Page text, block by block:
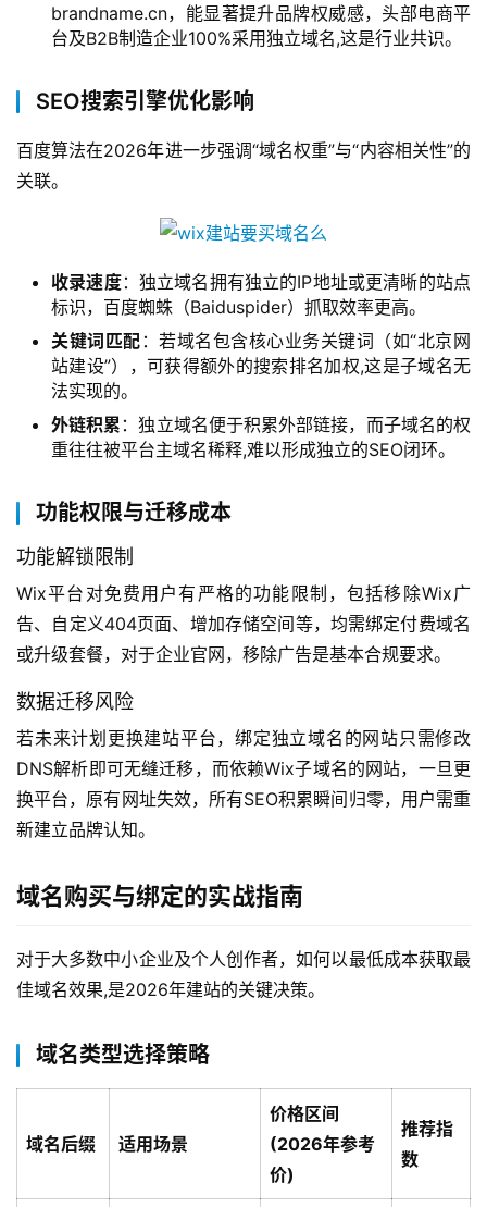
brandname.cn，能显著提升品牌权威感，头部电商平
台及B2B制造企业100%采用独立域名,这是行业共识。
SEO搜索引擎优化影响
百度算法在2026年进一步强调“域名权重”与“内容相关性”的
关联。
收录速度：独立域名拥有独立的IP地址或更清晰的站点
标识，百度蜘蛛（Baiduspider）抓取效率更高。
关键词匹配 ：若域名包含核心业务关键词（如“北京网
站建设”），可获得额外的搜索排名加权,这是子域名无
法实现的。
外链积累 ：独立域名便于积累外部链接，而子域名的权
重往往被平台主域名稀释,难以形成独立的SEO闭环。
功能权限与迁移成本
功能解锁限制
Wix平台对免费用户有严格的功能限制，包括移除Wix广
告、自定义404页面、增加存储空间等，均需绑定付费域名
或升级套餐，对于企业官网，移除广告是基本合规要求。
数据迁移风险
若未来计划更换建站平台，绑定独立域名的网站只需修改
DNS解析即可无缝迁移，而依赖Wix子域名的网站，一旦更
换平台，原有网址失效，所有SEO积累瞬间归零，用户需重
新建立品牌认知。
域名购买与绑定的实战指南
对于大多数中小企业及个人创作者，如何以最低成本获取最
佳域名效果,是2026年建站的关键决策。
域名类型选择策略
域名后缀 适用场景
价格区间
(2026年参考
价)
推荐指
数